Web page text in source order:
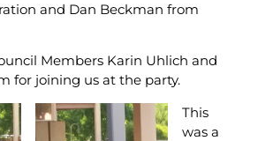
and Dan Beckman from
Members Karin Uhlich and
for joining us at the party.
This
was a